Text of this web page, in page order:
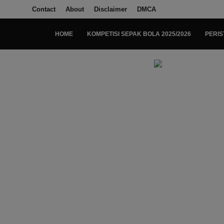
Contact About Disclaimer DMCA
HOME KOMPETISI SEPAK BOLA 2025/2026